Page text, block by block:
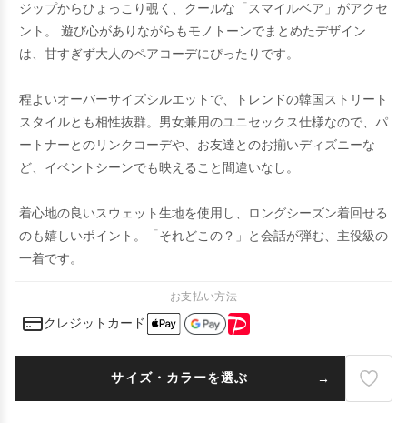
ジップからひょっこり覗く、クールな「スマイルベア」がアクセ
ント。 遊び心がありながらもモノトーンでまとめたデザイン
は、甘すぎず大人のペアコーデにぴったりです。
程よいオーバーサイズシルエットで、トレンドの韓国ストリート
スタイルとも相性抜群。男女兼用のユニセックス仕様なので、パ
ートナーとのリンクコーデや、お友達とのお揃いディズニーな
ど、イベントシーンでも映えること間違いなし。
着心地の良いスウェット生地を使用し、ロングシーズン着回せる
のも嬉しいポイント。「それどこの？」と会話が弾む、主役級の
一着です。
お支払い方法
クレジットカード
サイズ・カラーを選ぶ